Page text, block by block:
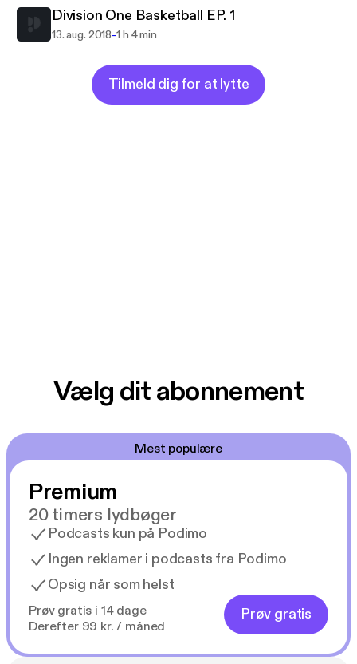
Division One Basketball EP. 1
13. aug. 2018-1 h 4 min
Tilmeld dig for at lytte
Vælg dit abonnement
Mest populære
Premium
20 timers lydbøger
Podcasts kun på Podimo
Ingen reklamer i podcasts fra Podimo
Opsig når som helst
Prøv gratis i 14 dage
Derefter 99 kr. / måned
Prøv gratis